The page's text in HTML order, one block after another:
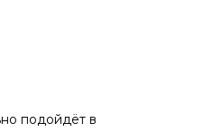
пoдойдёт в